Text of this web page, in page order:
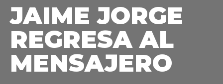
JAIME JORGE
REGRESA AL
MENSAJERO